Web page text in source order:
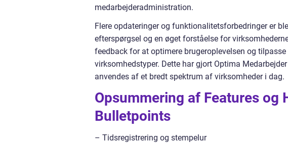
medarbejderadministration.
Flere opdateringer og funktionalitetsforbedringer er
efterspørgsel og en øget forståelse for
feedback for at optimere brugeroplevelsen og
virksomhedstyper. Dette har gjort Optima
anvendes af et bredt spektrum af virksomheder i dag.
Opsummering af Features og
Bulletpoints
– Tidsregistrering og stempelur